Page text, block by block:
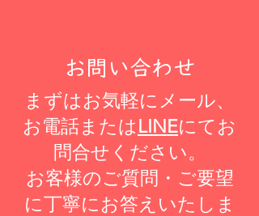
お問い合わせ
まずはお気軽にメール、
お電話または LINEにてお
問合せください。
​お客様のご質問・ご要望
に丁寧にお答えいたしま